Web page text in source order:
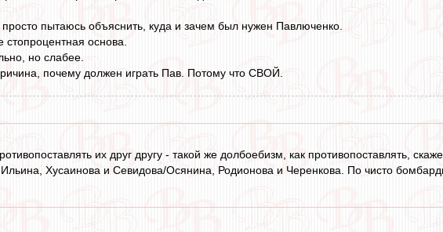
пытаюсь объяснить, куда и зачем был нужен Павлюченко.
основа.
но слабее.
почему должен играть Пав. Потому что СВОЙ.
их друг другу - такой же долбоебизм, как противопоставлять,
Хусаинова и Севидова/Осянина, Родионова и Черенкова. По чисто